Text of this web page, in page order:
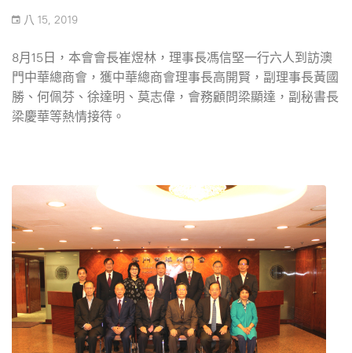
八 15, 2019
8月15日，本會會長崔煜林，理事長馮信堅一行六人到訪澳
門中華總商會，獲中華總商會理事長高開賢，副理事長黃國
勝、何佩芬、徐達明、莫志偉，會務顧問梁顯達，副秘書長
梁慶華等熱情接待。